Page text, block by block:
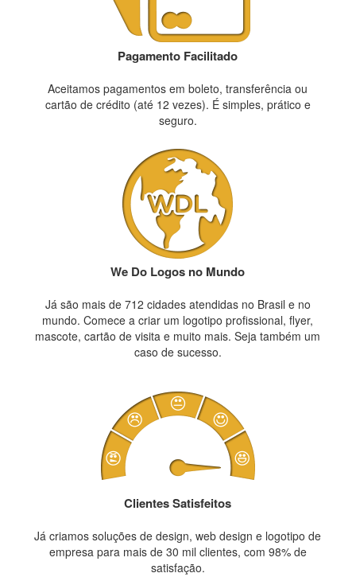
Pagamento Facilitado
Aceitamos pagamentos em boleto, transferência ou
cartão de crédito (até 12 vezes). É simples, prático e
seguro.
We Do Logos no Mundo
Já são mais de 712 cidades atendidas no Brasil e no
mundo. Comece a criar um logotipo profissional, flyer,
mascote, cartão de visita e muito mais. Seja também um
caso de sucesso.
Clientes Satisfeitos
Já criamos soluções de design, web design e logotipo de
empresa para mais de 30 mil clientes, com 98% de
satisfação.